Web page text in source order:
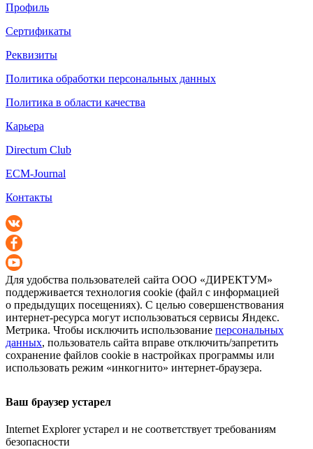
Профиль
Сертификаты
Реквизиты
Политика обработки персональных данных
Политика в области качества
Карьера
Directum Club
ECM-Journal
Контакты
Для удобства пользователей сайта ООО «ДИРЕКТУМ»
поддерживается технология cookie (файл с информацией
о предыдущих посещениях). С целью совершенствования
интернет-ресурса могут использоваться сервисы Яндекс.
Метрика. Чтобы исключить использование персональных
данных, пользователь сайта вправе отключить/запретить
сохранение файлов cookie в настройках программы или
использовать режим «инкогнито» интернет-браузера.
Ваш браузер устарел
Internet Explorer устарел и не соответствует требованиям
безопасности